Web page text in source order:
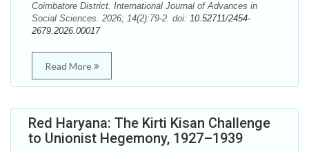
Coimbatore District. International Journal of Advances in
Social Sciences. 2026; 14(2):79-2. doi: 10.52711/2454-
2679.2026.00017
Read More
Red Haryana: The Kirti Kisan Challenge
to Unionist Hegemony, 1927–1939